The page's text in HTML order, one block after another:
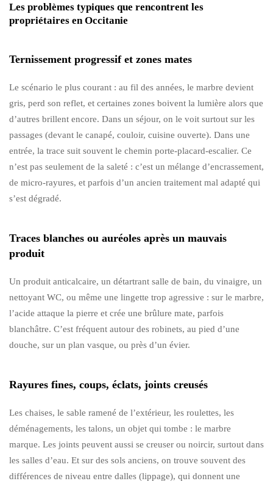
Les problèmes typiques que rencontrent les
propriétaires en Occitanie
Ternissement progressif et zones mates
Le scénario le plus courant : au fil des années, le marbre devient
gris, perd son reflet, et certaines zones boivent la lumière alors que
d’autres brillent encore. Dans un séjour, on le voit surtout sur les
passages (devant le canapé, couloir, cuisine ouverte). Dans une
entrée, la trace suit souvent le chemin porte-placard-escalier. Ce
n’est pas seulement de la saleté : c’est un mélange d’encrassement,
de micro-rayures, et parfois d’un ancien traitement mal adapté qui
s’est dégradé.
Traces blanches ou auréoles après un mauvais
produit
Un produit anticalcaire, un détartrant salle de bain, du vinaigre, un
nettoyant WC, ou même une lingette trop agressive : sur le marbre,
l’acide attaque la pierre et crée une brûlure mate, parfois
blanchâtre. C’est fréquent autour des robinets, au pied d’une
douche, sur un plan vasque, ou près d’un évier.
Rayures fines, coups, éclats, joints creusés
Les chaises, le sable ramené de l’extérieur, les roulettes, les
déménagements, les talons, un objet qui tombe : le marbre
marque. Les joints peuvent aussi se creuser ou noircir, surtout dans
les salles d’eau. Et sur des sols anciens, on trouve souvent des
différences de niveau entre dalles (lippage), qui donnent une